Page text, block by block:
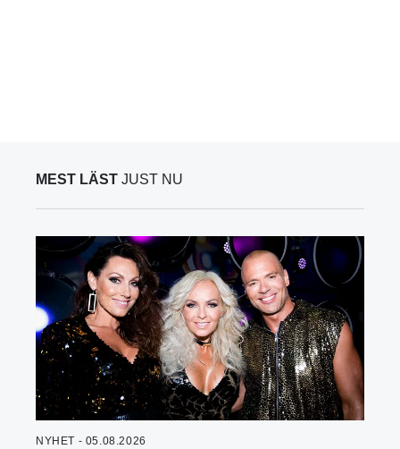
MEST LÄST JUST NU
NYHET - 05.08.2026